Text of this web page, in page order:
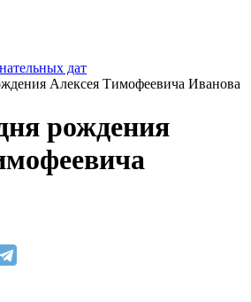
дат
Алексея Тимофеевича Иванова
рождения